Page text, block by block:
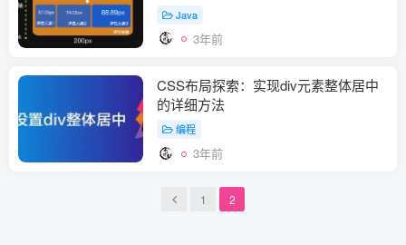
Java
3年前
CSS布局探索：实现div元素整体居中
的详细方法
编程
3年前
1 2